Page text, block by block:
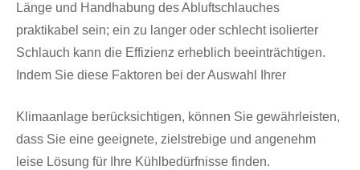
Länge und Handhabung des Abluftschlauches
praktikabel sein; ein zu langer oder schlecht isolierter
Schlauch kann die Effizienz erheblich beeinträchtigen.
Indem Sie diese Faktoren bei der Auswahl Ihrer
Klimaanlage berücksichtigen, können Sie gewährleisten,
dass Sie eine geeignete, zielstrebige und angenehm
leise Lösung für Ihre Kühlbedürfnisse finden.